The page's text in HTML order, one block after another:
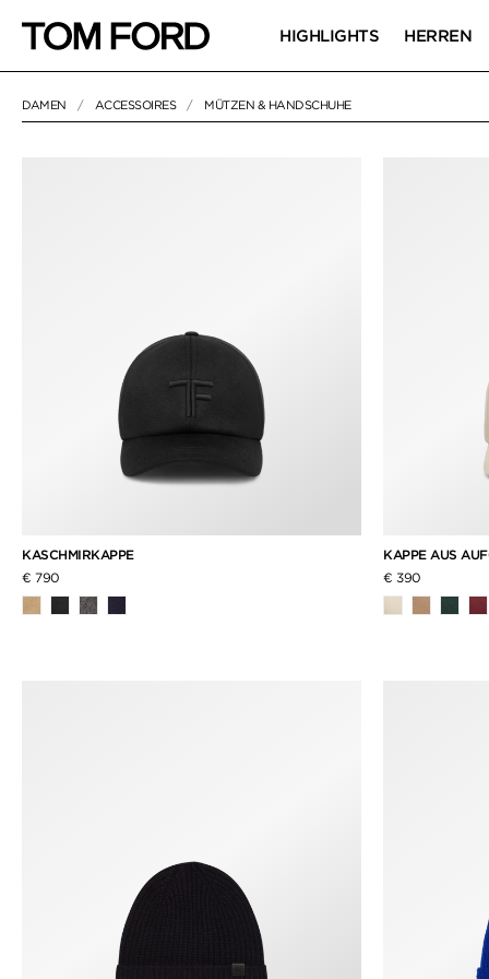
HIGHLIGHTS HERREN
DAMEN ACCESSOIRES MÜTZEN & HANDSCHUHE
MÜTZEN &
9 RESULTS FOR> "MÜTZEN & HANDSCHUHE"
KASCHMIRKAPPE
€ 790
KAPPE AUS
€ 390